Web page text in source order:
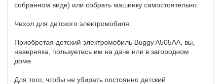
собранном виде) или собрать машинку самостоятельно.
Чехол для детского электромобиля:
Приобретая детский электромобиль Buggy A505AA, вы,
наверняка, пользуетесь им на даче или в загородном
доме.
Для того, чтобы не убирать постоянно детский